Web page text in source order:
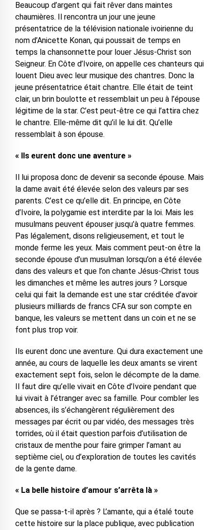
Beaucoup d’argent qui fait rêver dans maintes
chaumières. Il rencontra un jour une jeune
présentatrice de la télévision nationale ivoirienne du
nom d’Anicette Konan, qui poussait de temps en
temps la chansonnette pour louer Jésus-Christ son
Seigneur. En Côte d’Ivoire, on appelle ces chanteurs qui
louent Dieu avec leur musique des chantres. Donc la
jeune présentatrice était chantre. Elle était de teint
clair, un brin boulotte et ressemblait un peu à l’épouse
légitime de la star. C’est peut-être ce qui l’attira chez
le chantre. Elle-même dit qu’il le lui dit. Qu’elle
ressemblait à son épouse.
« Ils eurent donc une aventure »
Il lui proposa donc de devenir sa seconde épouse. Mais
la dame avait été élevée selon des valeurs par ses
parents. C’est ce qu’elle dit. En principe, en Côte
d’Ivoire, la polygamie est interdite par la loi. Mais les
musulmans peuvent épouser jusqu’à quatre femmes.
Pas légalement, disons religieusement, et tout le
monde ferme les yeux. Mais comment peut-on être la
seconde épouse d’un musulman lorsqu’on a été élevée
dans des valeurs et que l’on chante Jésus-Christ tous
les dimanches et même les autres jours ? Lorsque
celui qui fait la demande est une star créditée d’avoir
plusieurs milliards de francs CFA sur son compte en
banque, les valeurs se mettent dans un coin et ne se
font plus trop voir.
Ils eurent donc une aventure. Qui dura exactement une
année, au cours de laquelle les deux amants se virent
exactement sept fois, selon le décompte de la dame.
Il faut dire qu’elle vivait en Côte d’Ivoire pendant que
lui vivait à l’étranger avec sa famille. Pour combler les
absences, ils s’échangèrent régulièrement des
messages par écrit ou par vidéo, des messages très
torrides, où il était question parfois d’utilisation de
cristaux de menthe pour faire grimper l’amant au
septième ciel, ou d’exploration de toutes les cavités
de la gente dame.
« La belle histoire d’amour s’arrêta là »
Que se passa-t-il après ? L’amante, qui a étalé toute
cette histoire sur la place publique, avec publication